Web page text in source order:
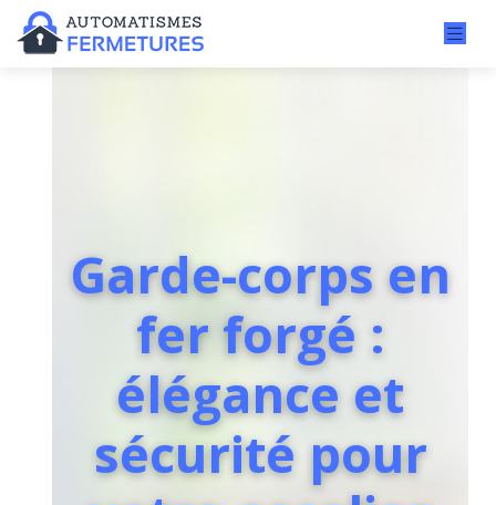
Garde-corps en
fer forgé :
élégance et
sécurité pour